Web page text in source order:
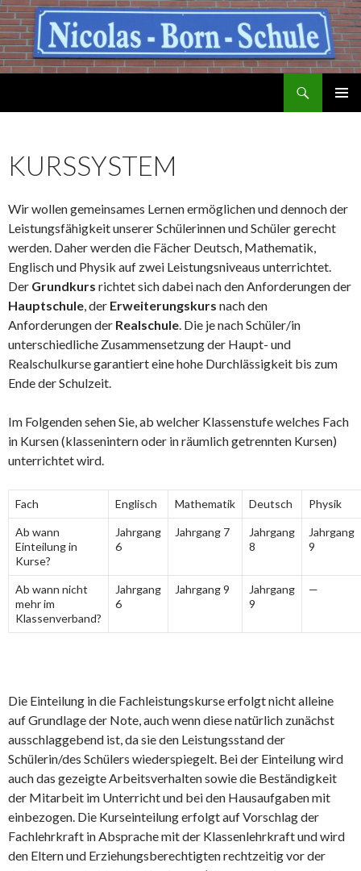
KURSSYSTEM
Wir wollen gemeinsames Lernen ermöglichen und dennoch der
Leistungsfähigkeit unserer Schülerinnen und Schüler gerecht
werden. Daher werden die Fächer Deutsch, Mathematik,
Englisch und Physik auf zwei Leistungsniveaus unterrichtet.
Der Grundkurs richtet sich dabei nach den Anforderungen der
Hauptschule, der Erweiterungskurs nach den
Anforderungen der Realschule. Die je nach Schüler/in
unterschiedliche Zusammensetzung der Haupt- und
Realschulkurse garantiert eine hohe Durchlässigkeit bis zum
Ende der Schulzeit.
Im Folgenden sehen Sie, ab welcher Klassenstufe welches Fach
in Kursen (klassenintern oder in räumlich getrennten Kursen)
unterrichtet wird.
Fach Englisch Mathematik Deutsch Physik
Ab wann
Einteilung in
Kurse?
Jahrgang
6
Jahrgang 7
Jahrgang
8
Jahrgang
9
Ab wann nicht
mehr im
Klassenverband?
Jahrgang
6
Jahrgang 9
Jahrgang
9
—
Die Einteilung in die Fachleistungskurse erfolgt nicht alleine
auf Grundlage der Note, auch wenn diese natürlich zunächst
ausschlaggebend ist, da sie den Leistungsstand der
Schülerin/des Schülers wiederspiegelt. Bei der Einteilung wird
auch das gezeigte Arbeitsverhalten sowie die Beständigkeit
der Mitarbeit im Unterricht und bei den Hausaufgaben mit
einbezogen. Die Kurseinteilung erfolgt auf Vorschlag der
Fachlehrkraft in Absprache mit der Klassenlehrkraft und wird
den Eltern und Erziehungsberechtigten rechtzeitig vor der